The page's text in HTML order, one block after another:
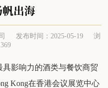
出海
发布时间：2025-05-19
浏
具影响力的酒类与餐饮商贸
Kong在香港会议展览中心